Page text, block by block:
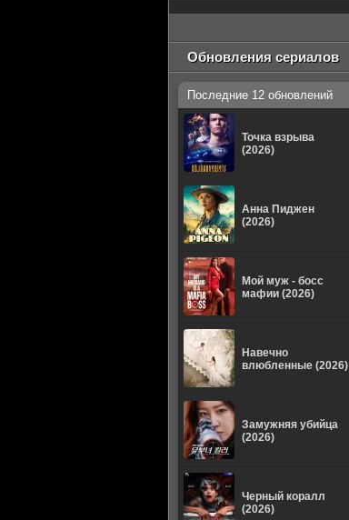
Обновления сериалов
Последние 12 обновлений
Точка взрыва
(2026)
Анна Пиджен
(2026)
Мой муж - босс
мафии (2026)
Навечно
влюбленные (2026)
Замужняя убийца
(2026)
Черный коралл
(2026)